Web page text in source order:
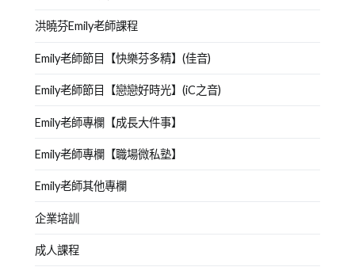
洪曉芬Emily老師課程
Emily老師節目【快樂芬多精】(佳音)
Emily老師節目【戀戀好時光】(iC之音)
Emily老師專欄【成長大件事】
Emily老師專欄【職場微私塾】
Emily老師其他專欄
企業培訓
成人課程